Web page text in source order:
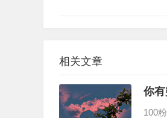
相关文章
你
100